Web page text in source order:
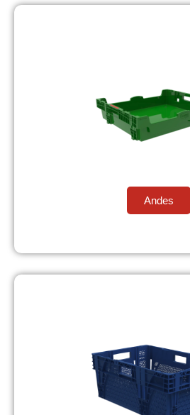
Andes